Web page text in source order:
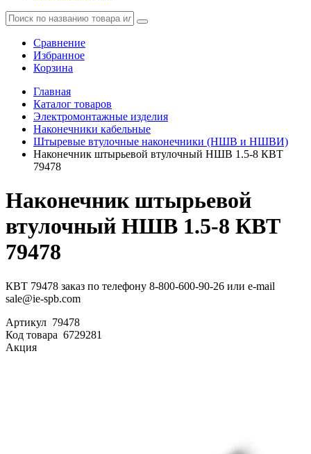
Сравнение
Избранное
Корзина
Главная
Каталог товаров
Электромонтажные изделия
Наконечники кабельные
Штыревые втулочные наконечники (НШВ и НШВИ)
Наконечник штырьевой втулочный НШВ 1.5-8 КВТ
79478
Наконечник штырьевой
втулочный НШВ 1.5-8 КВТ
79478
КВТ 79478 заказ по телефону 8-800-600-90-26 или e-mail
sale@ie-spb.com
Артикул 79478
Код товара 6729281
Акция